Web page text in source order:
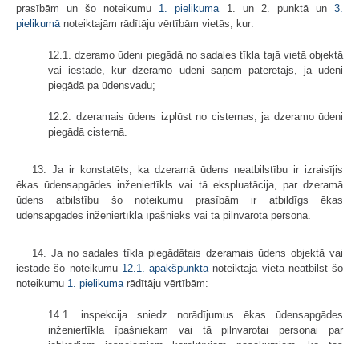
prasībām un šo noteikumu 1. pielikuma 1. un 2. punktā un3.
pielikumā noteiktajām rādītāju vērtībām vietās, kur:
12.1. dzeramo ūdeni piegādā no sadales tīkla tajā vietā objektā
vai iestādē, kur dzeramo ūdeni saņem patērētājs, ja ūdeni
piegādā pa ūdensvadu;
12.2. dzeramais ūdens izplūst no cisternas, ja dzeramo ūdeni
piegādā cisternā.
13. Ja ir konstatēts, ka dzeramā ūdens neatbilstību ir izraisījis
ēkas ūdensapgādes inženiertīkls vai tā ekspluatācija, par dzeramā
ūdens atbilstību šo noteikumu prasībām ir atbildīgs ēkas
ūdensapgādes inženiertīkla īpašnieks vai tā pilnvarota persona.
14. Ja no sadales tīkla piegādātais dzeramais ūdens objektā vai
iestādē šo noteikumu 12.1. apakšpunktā noteiktajā vietā neatbilst šo
noteikumu 1. pielikuma rādītāju vērtībām:
14.1. inspekcija sniedz norādījumus ēkas ūdensapgādes
inženiertīkla īpašniekam vai tā pilnvarotai personai par